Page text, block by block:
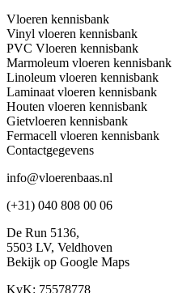
Vloeren kennisbank
Vinyl vloeren kennisbank
PVC Vloeren kennisbank
Marmoleum vloeren kennisbank
Linoleum vloeren kennisbank
Laminaat vloeren kennisbank
Houten vloeren kennisbank
Gietvloeren kennisbank
Fermacell vloeren kennisbank
Contactgegevens
info@vloerenbaas.nl
(+31) 040 808 00 06
De Run 5136,
5503 LV, Veldhoven
Bekijk op Google Maps
KvK: 75578778